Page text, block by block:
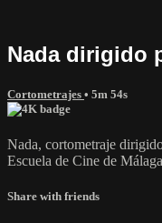
Nada dirigido
Cortometrajes • 5m 54s
Nada, cortometraje
Escuela de Cine de
Share with friends